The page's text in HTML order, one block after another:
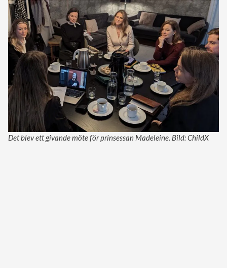
Det blev ett givande möte för prinsessan Madeleine. Bild: ChildX